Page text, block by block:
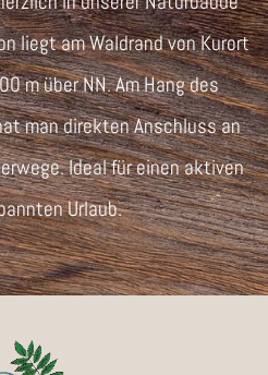
liegt am Waldrand von Kurort
m über NN. Am Hang des
man direkten Anschluss an
Ideal für einen aktiven
Urlaub.